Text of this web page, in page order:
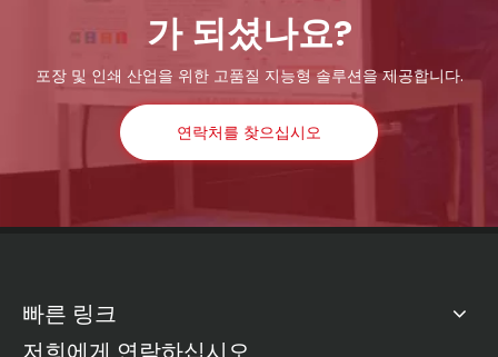
가 되셨나요?
포장 및 인쇄 산업을 위한 고품질 지능형 솔루션을 제공합니다.
연락처를 찾으십시오
빠른 링크